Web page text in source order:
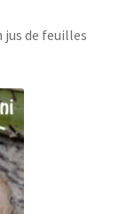
jus de feuilles